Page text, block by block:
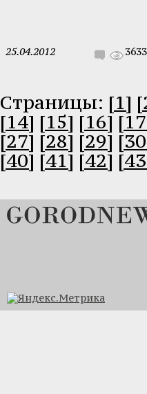
25.04.2012 3633
Cтраницы: [1]
[14] [15] [16]
[27] [28] [29]
[40] [41] [42]